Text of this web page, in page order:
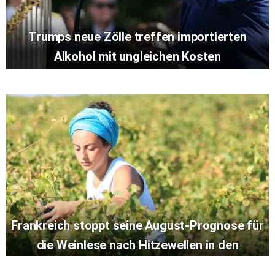
Trumps neue Zölle treffen importierten
Alkohol mit ungleichen Kosten
Frankreich stoppt seine August-Prognose für
die Weinlese nach Hitzewellen in den